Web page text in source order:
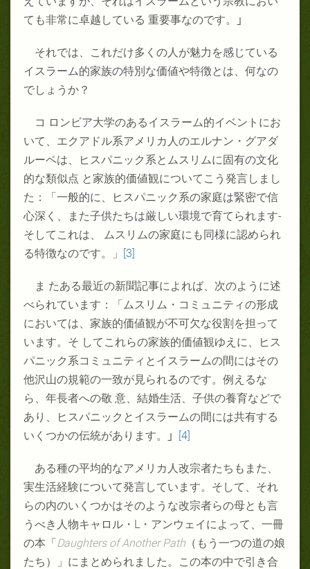
ても非常に卓越している 重要事なのです。
」
それでは、これだけ多くの人が魅力を感じている
イスラーム的家族の特別な価値や特徴とは、何なの
でしょうか？
コ ロンビア大学のあるイスラーム的イベントにお
いて、エクアドル系アメリカ人のエルナン・グアダ
ルーペは、ヒスパニック系とムスリムに固有の文化
的な類似点 と家族的価値観についてこう発言しまし
た：「一般的に、ヒスパニック系の家庭は緊密で信
心深く、また子供たちは厳しい環境で育てられます‐
そしてこれは、 ムスリムの家庭にも同様に認められ
る特徴なのです。」 [3]
ま たある最近の新聞記事によれば、次のように述
べられています：「ムスリム・コミュニティの形成
においては、家族的価値観が不可欠な役割を担って
います。そ してこれらの家族的価値観ゆえに、ヒス
パニック系コミュニティとイスラームの間にはその
他沢山の規範の一致が見られるのです。例えるな
ら、年長者への敬 意、結婚生活、子供の養育などで
あり、ヒスパニックとイスラームの間には共有する
いくつかの伝統があります。
」 [4]
ある種の平均的なアメリカ人改宗者たちもまた、
実生活経験について発言しています。そして、それ
らの内のいくつかはそのような改宗者らの母とも言
うべき人物キャロル・ L
・アンウェイによって、一冊
の本「Daughters of Another Path （もう一つの道の娘
たち）」にまとめられました。この本の中で引き合